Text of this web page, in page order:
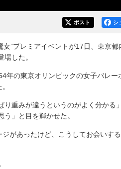
シ
ポスト
”プレミアイベントが17日、東京都
した。
の東京オリンピックの女子バレー
重みが違うというのがよく分かる
」と目を輝かせた。
があったけど、こうしてお会いす